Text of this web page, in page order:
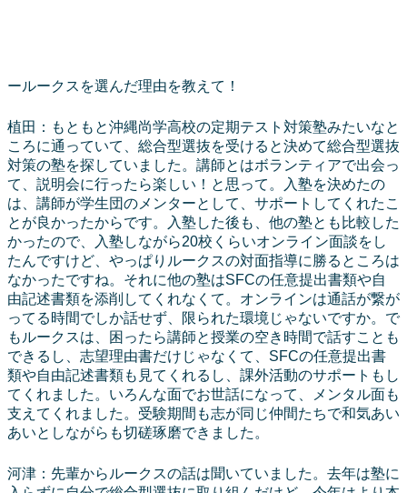
ールークスを選んだ理由を教えて！
植田：もともと沖縄尚学高校の定期テスト対策塾みたいなと
ころに通っていて、総合型選抜を受けると決めて総合型選抜
対策の塾を探していました。講師とはボランティアで出会っ
て、説明会に行ったら楽しい！と思って。入塾を決めたの
は、講師が学生団のメンターとして、サポートしてくれたこ
とが良かったからです。入塾した後も、他の塾とも比較した
かったので、入塾しながら20校くらいオンライン面談をし
たんですけど、やっぱりルークスの対面指導に勝るところは
なかったですね。それに他の塾はSFCの任意提出書類や自
由記述書類を添削してくれなくて。オンラインは通話が繋が
ってる時間でしか話せず、限られた環境じゃないですか。で
もルークスは、困ったら講師と授業の空き時間で話すことも
できるし、志望理由書だけじゃなくて、SFCの任意提出書
類や自由記述書類も見てくれるし、課外活動のサポートもし
てくれました。いろんな面でお世話になって、メンタル面も
支えてくれました。受験期間も志が同じ仲間たちで和気あい
あいとしながらも切磋琢磨できました。
河津：先輩からルークスの話は聞いていました。去年は塾に